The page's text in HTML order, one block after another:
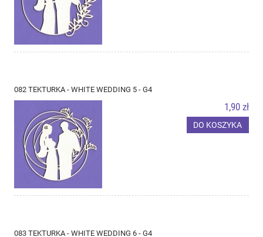
082 TEKTURKA - WHITE WEDDING 5 - G4
1,90 zł
DO KOSZYKA
083 TEKTURKA - WHITE WEDDING 6 - G4